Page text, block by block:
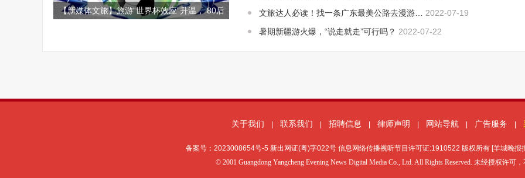
【新媒体文旅】旅游“世界杯效应”升温， 80后
文旅达人必读！找一条广东最美公路去漫游…
2022-07-19
暑期新疆游火爆，“说走就走”可行吗？ 2022-07-22
关于我们 联系我们 招聘信息 律师声明 网站导航 广告服务
备案号： 2023008654号-5 新出网证(粤)字022号 信息网络传播视听节目许可证:1910522 版权所有 [羊城晚报
© 2001 Guangdong Yangcheng Evening News Digital Media Co., Ltd. All Rights Reserved. 未经授权许可